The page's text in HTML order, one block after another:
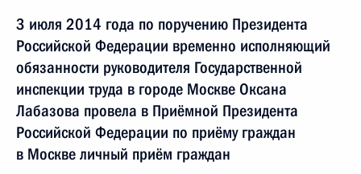
3 июля 2014 года по поручению Президента
Российской Федерации временно исполняющий
обязанности руководителя Государственной
инспекции труда в городе Москве Оксана
Лабазова провела в Приёмной Президента
Российской Федерации по приёму граждан
в Москве личный приём граждан